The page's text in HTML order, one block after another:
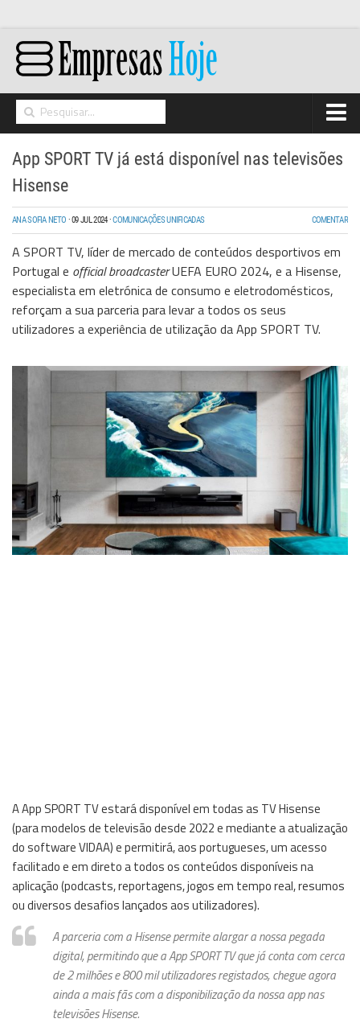
Home
Networking
Segurança
High Tech
Hosting/Cloud
I&D
Opinião
App SPORT TV já está disponível nas televisões
Hisense
ANA SOFIA NETO ·09 JUL 2024·COMUNICAÇÕES UNIFICADAS COMENTAR
A SPORT TV, líder de mercado de conteúdos desportivos em
Portugal e official broadcasterUEFA EURO 2024, e a Hisense,
especialista em eletrónica de consumo e eletrodomésticos,
reforçam a sua parceria para levar a todos os seus
utilizadores a experiência de utilização da App SPORT TV.
A App SPORT TV estará disponível em todas as TV Hisense
(para modelos de televisão desde 2022 e mediante a atualização
do software VIDAA) e permitirá, aos portugueses, um acesso
facilitado e em direto a todos os conteúdos disponíveis na
aplicação (podcasts, reportagens, jogos em tempo real, resumos
ou diversos desafios lançados aos utilizadores).
A parceria com a Hisense permite alargar a nossa pegada
digital, permitindo que a App SPORT TV que já conta com cerca
de 2 milhões e 800 mil utilizadores registados, chegue agora
ainda a mais fãs com a disponibilização da nossa app nas
televisões Hisense.